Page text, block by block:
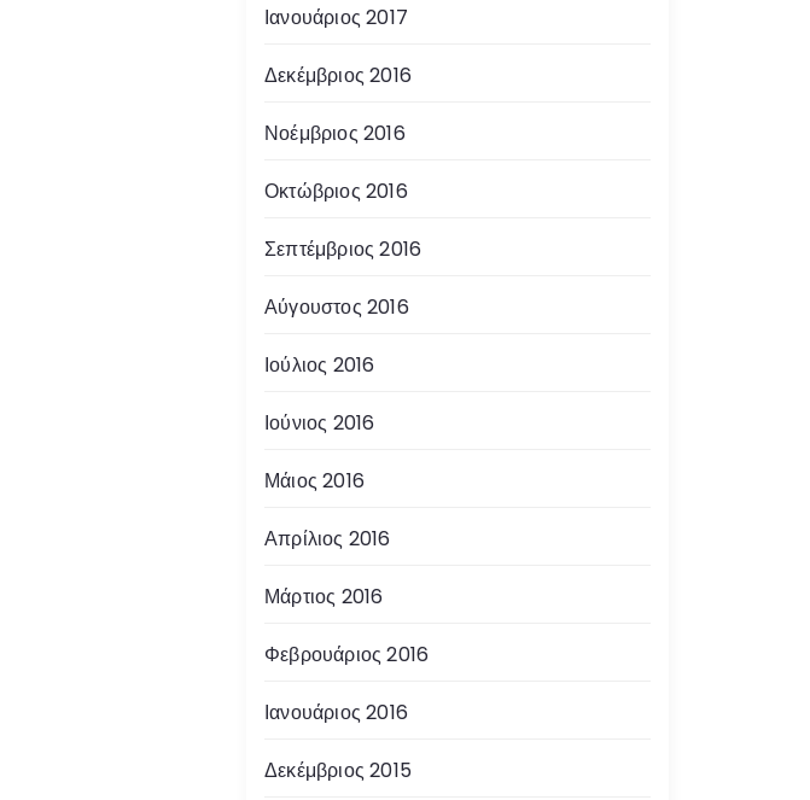
Ιανουάριος 2017
Δεκέμβριος 2016
Νοέμβριος 2016
Οκτώβριος 2016
Σεπτέμβριος 2016
Αύγουστος 2016
Ιούλιος 2016
Ιούνιος 2016
Μάιος 2016
Απρίλιος 2016
Μάρτιος 2016
Φεβρουάριος 2016
Ιανουάριος 2016
Δεκέμβριος 2015